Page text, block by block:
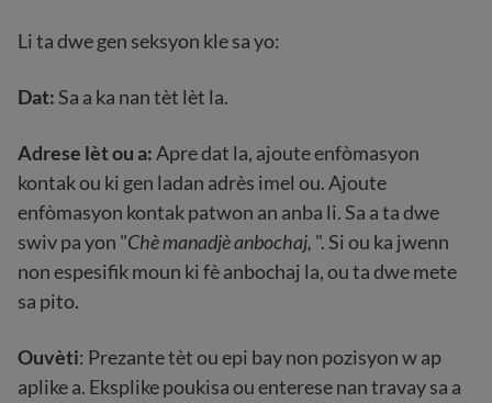
Li ta dwe gen seksyon kle sa yo:
Dat:Sa a ka nan tèt lèt la.
Adrese lèt ou a:Apre dat la, ajoute enfòmasyon
kontak ou ki gen ladan adrès imel ou. Ajoute
enfòmasyon kontak patwon an anba li. Sa a ta dwe
swiv pa yon "Chè manadjè anbochaj, ". Si ou ka jwenn
non espesifik moun ki fè anbochaj la, ou ta dwe mete
sa pito.
Ouvèti: Prezante tèt ou epi bay non pozisyon w ap
aplike a. Eksplike poukisa ou enterese nan travay sa a